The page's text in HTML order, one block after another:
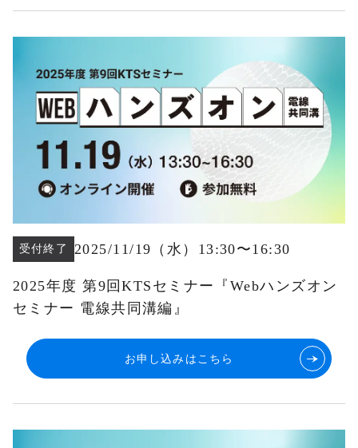
お申し込みはこちら
受付終了 2025/11/19 （水 ）13:30〜16:30
2025年度 第9回KTSセミナー『Webハンズオン
セミナー 電線共同溝編』